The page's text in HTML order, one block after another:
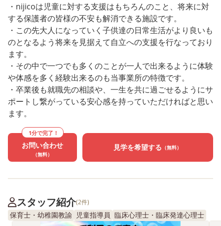
・nijicoは児童に対する支援はもちろんのこと、将来に対
する保護者の皆様の不安も解消できる施設です。
・この先大人になっていく子供達の日常生活がより良いも
のとなるよう将来を見据えて自立への支援を行なっており
ます。
・その中で一つでも多くのことが一人で出来るように体験
や体感を多く経験出来るのも当事業所の特徴です。
・卒業後も就職先の相談や、一生を共に過ごせるようにサ
ポートし繋がっている安心感を持っていただければと思い
ます。
1分で完了！
お問い合わせ
（無料）
見学を希望する （無料）
スタッフ紹介(2件)
保育士・幼稚園教諭 児童指導員 臨床心理士・臨床発達心理士